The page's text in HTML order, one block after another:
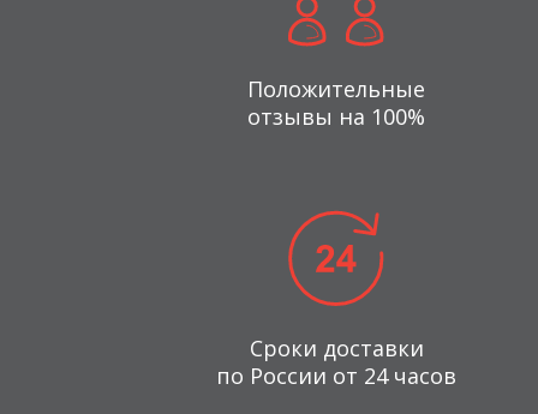
Положительные
отзывы на 100%
Сроки доставки
по России от 24 часов